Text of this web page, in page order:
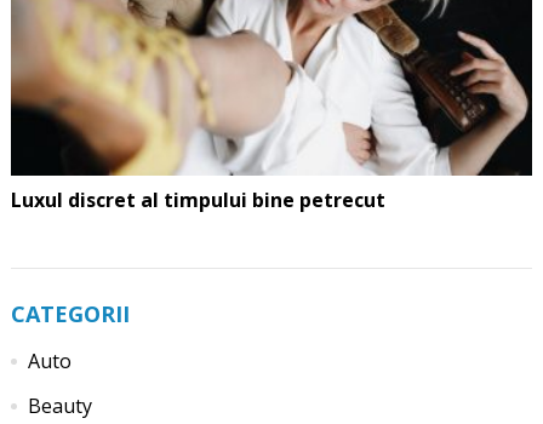
Luxul discret al timpului bine petrecut
CATEGORII
Auto
Beauty